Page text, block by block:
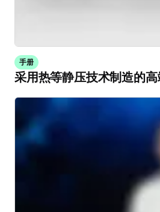
手册
采用热等静压技术制造的